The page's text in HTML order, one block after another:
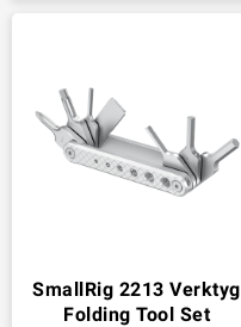
SmallRig 2213 Verktyg
Folding Tool Set